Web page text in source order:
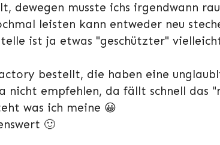
musste ichs irgendwann
leisten kann entweder neu
ist ja etwas "geschützter"
bestellt, die haben eine
nicht empfehlen, da fällt schnell das
was ich meine 😀
🙂